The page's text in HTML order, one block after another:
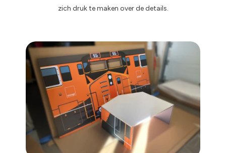
zich druk te maken over de details.